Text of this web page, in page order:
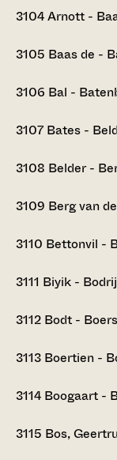
3104Arnott -
3105 Baas de -
3106 Bal -
3107 Bates -
3108 Belder -
3109 Berg van
3110 Bettonvil -
3111 Biyik - Bodrij
3112 Bodt -
3113 Boertien -
3114 Boogaart -
3115 Bos,